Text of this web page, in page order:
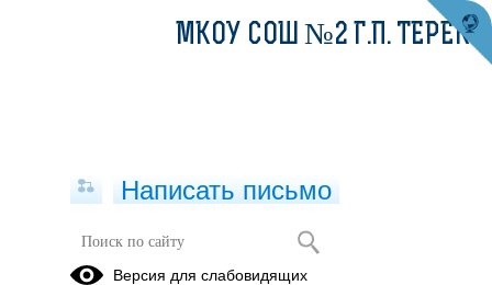
Общее образование
МКОУ СОШ №2 Г.П. ТЕРЕК
Написать письмо
Версия для слабовидящих